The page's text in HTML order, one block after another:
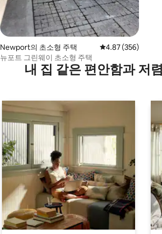
Newport의 초소형 주택 평점 4.87점(5점 만
4.87 (356)
뉴포트 그린웨이 초소형 주택
내 집 같은 편안함과 저